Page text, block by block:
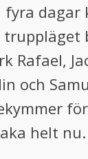
fyra dagar
truppläget
Rafael,
och
helt nu.